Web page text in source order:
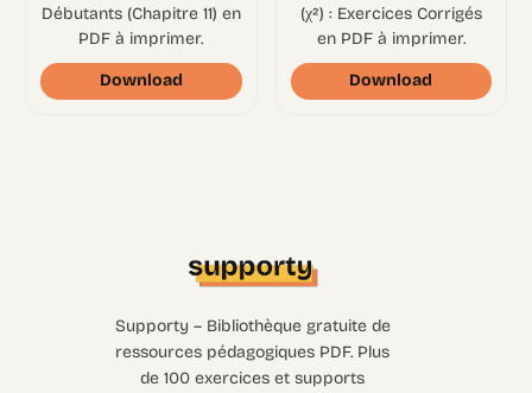
Débutants (Chapitre 11) en
PDF à imprimer.
Download
(χ²) : Exercices Corrigés
en PDF à imprimer.
Download
Supporty – Bibliothèque gratuite de
ressources pédagogiques PDF. Plus
de 100 exercices et supports